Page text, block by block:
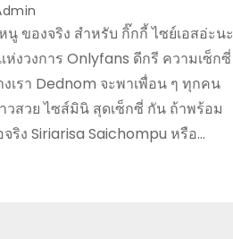
นู ของจริง สำหรับ กิ๊กกี้ ไซย์เอสอ่ะนะ
ห่งวงการ Onlyfans ดีกรี ความเซ็กซี่
เรา Dednom จะพาเพื่อน ๆ ทุกคน
วสวย ไซส์มินิ สุดเซ็กซี่ กัน ถ้าพร้อม
จริง Siriarisa Saichompu หรือ…